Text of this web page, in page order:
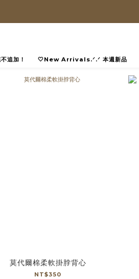
追加！ 🤍New Arrivals.ᐟ.ᐟ 本週新品
莫代爾棉柔軟掛脖背心
NT$350